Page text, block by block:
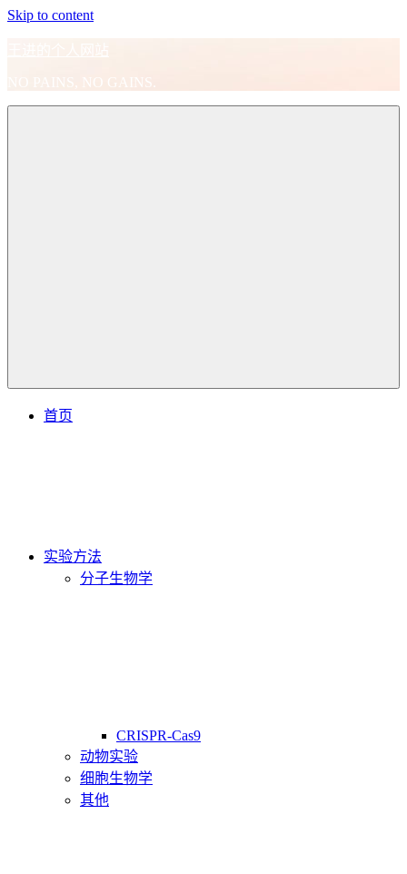
Skip to content
王进的个人网站
NO PAINS, NO GAINS.
首页
实验方法
分子生物学
CRISPR-Cas9
动物实验
细胞生物学
其他